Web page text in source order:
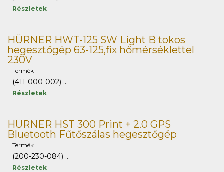
Részletek
HÜRNER HWT-125 SW Light B tokos
hegesztőgép 63-125,fix hőmérséklettel
230V
Termék
(411-000-002) ...
Részletek
HÜRNER HST 300 Print + 2.0 GPS
Bluetooth Fűtőszálas hegesztőgép
Termék
(200-230-084) ...
Részletek